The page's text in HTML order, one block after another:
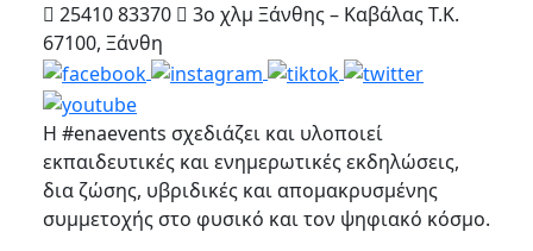
25410 83370
3ο χλμ Ξάνθης – Καβάλας Τ.Κ.
67100, Ξάνθη
Η #enaevents σχεδιάζει και υλοποιεί
εκπαιδευτικές και ενημερωτικές εκδηλώσεις,
δια ζώσης, υβριδικές και απομακρυσμένης
συμμετοχής στο φυσικό και τον ψηφιακό κόσμο.